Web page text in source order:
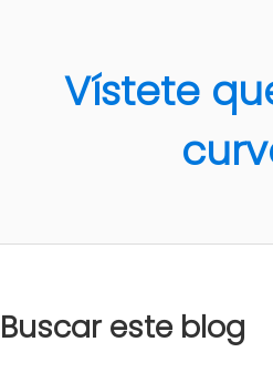
Vístete
Buscar este blog